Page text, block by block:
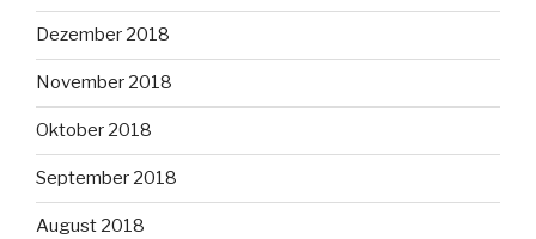
Dezember 2018
November 2018
Oktober 2018
September 2018
August 2018